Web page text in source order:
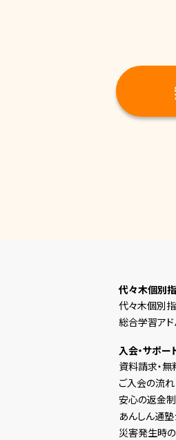
代々木個別
代々木個別
総合学習アド
入会・サポー
資料請求・
ご入会の流れ
安心の返金
あんしん通
災害発生時